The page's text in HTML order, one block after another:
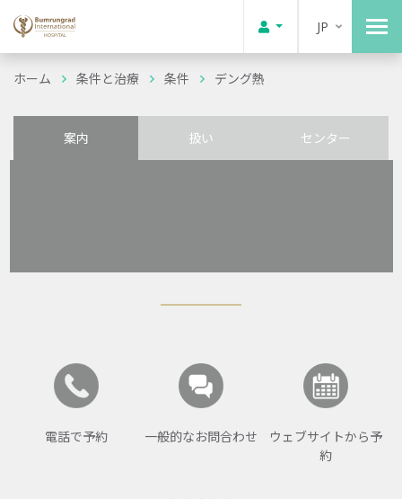
JP
ホーム 条件と治療 条件 デング熱
案内 扱い センター
電話で予約 一般的なお問合わせ
ウェブサイトから予
約